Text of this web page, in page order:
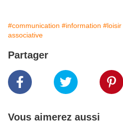
#communication #information #loisir
associative
Partager
Vous aimerez aussi